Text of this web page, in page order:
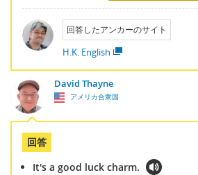
回答したアンカーのサイト
H.K. English
David Thayne
アメリカ合衆国
回答
It's a good luck charm.